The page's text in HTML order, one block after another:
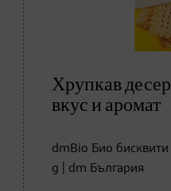
Хрупкав
вкус и аромат
dmBio Био бисквити
g | dm България